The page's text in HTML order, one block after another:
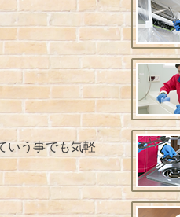
いう事でも気軽